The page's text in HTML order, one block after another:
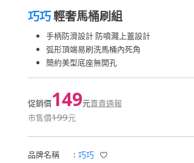
巧巧輕奢馬桶刷組
手柄防滑設計 防噴濺上蓋設計
弧形頂端易刷洗馬桶內死角
簡約美型底座無開孔
促銷價149元賣貴通報
市售價199元
品牌名稱 : 巧巧